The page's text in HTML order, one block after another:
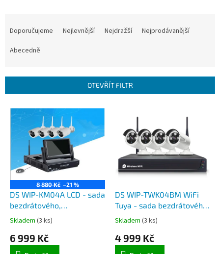
r
Doporučujeme Nejlevnější Nejdražší
Nejprodávanější
Abecedně
OTEVŘÍT FILTR
8 880 Kč –21 %
DS WIP-KM04A LCD - sada
bezdrátového,
kamerového IP systému se
záznamem, 4x venkovní IP
kamera, LCD monitor 7
Skladem (3 ks)
6 999 Kč
DS WIP-TWK04BM WiFi
Tuya - sada bezdrátového
IP kamerového systému, 4
venkovní kamery 2MPx,
pro aplikaci TuyaSmart
Skladem (3 ks)
4 999 Kč